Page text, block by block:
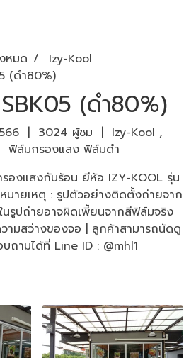
หมด
Izy-Kool
(ดำ80%)
(ดำ80%)
| 3024 ผู้ชม | Izy-Kool ,
ฟิล์มกรองแสง ฟิล์มดำ
องแสงกันร้อน ยีห้อ IZY-KOOL รุ่น
มายเหตุ : รูปตัวอย่างติดตั้งถ่ายจาก
รูปถ่ายอาจผิดเพี้ยนจากสีฟิล์มจริง
ามสว่างของจอ | ลูกค้าสามารถนัดดู
ถามได้ที่ Line ID : @mhl1